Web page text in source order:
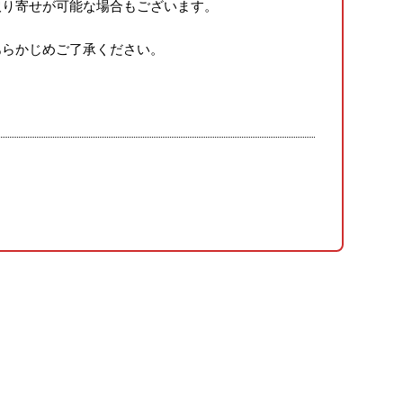
寄せが可能な場合もございます。
かじめご了承ください。